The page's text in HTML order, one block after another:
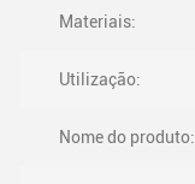
Materiais:
Utilização:
Nome do produto: